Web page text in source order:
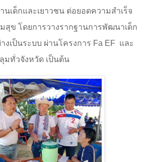
นเด็กและเยาวชน ต่อยอดความสำเร็จ
มสุข โดยการวางรากฐานการพัฒนาเด็ก
งเป็นระบบ ผ่านโครงการ Fa EF และ
มทั่วจังหวัด เป็นต้น